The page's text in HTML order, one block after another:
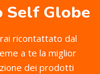
Self Globe
ricontattato dal
a te la miglior
dei prodotti